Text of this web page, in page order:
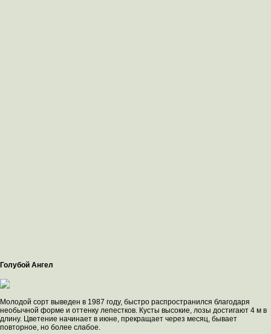
Голубой Ангел
Молодой сорт выведен в 1987 году, быстро распространился благодаря
необычной форме и оттенку лепестков. Кусты высокие, лозы достигают 4 м в
длину. Цветение начинает в июне, прекращает через месяц, бывает
повторное, но более слабое.